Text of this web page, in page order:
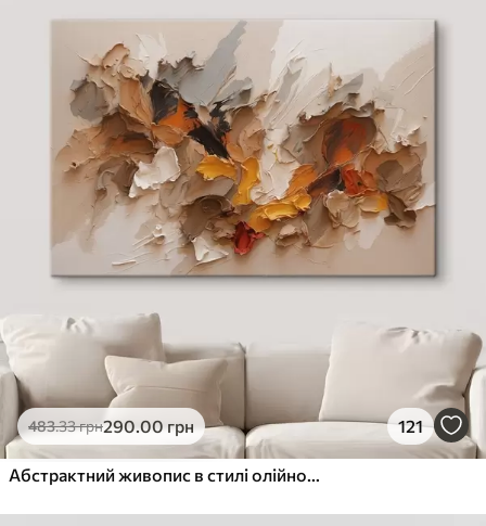
483.33грн290.00грн 121
Абстрактний живопис в стилі олійного живопису